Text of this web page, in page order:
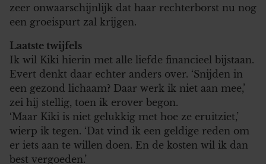
zeer onwaarschijnlijk dat haar rechterborst nu nog
een groeispurt zal krijgen.
Laatste twijfels
Ik wil Kiki hierin met alle liefde financieel bijstaan.
Evert denkt daar echter anders over. ‘Snijden in
een gezond lichaam? Daar werk ik niet aan mee,’
zei hij stellig, toen ik erover begon.
‘Maar Kiki is niet gelukkig met hoe ze eruitziet,’
wierp ik tegen. ‘Dat vind ik een geldige reden om
er iets aan te willen doen. En de kosten wil ik dan
best vergoeden.’